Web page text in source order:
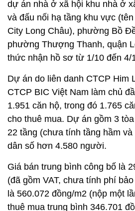
dự án nhà ở xã hội khu nhà ở
và đấu nối hạ tầng khu vực
City Long Châu), phường Bồ
phường Thượng Thanh, quận
thức nhận hồ sơ từ 1/10 đến 4/
Dự án do liên danh CTCP Him
CTCP BIC Việt Nam làm chủ
1.951 căn hộ, trong đó 1.765
cho thuê mua. Dự án gồm 3
22 tầng (chưa tính tầng hầm
dân số hơn 4.580 người.
Giá bán trung bình công bố là
(đã gồm VAT, chưa tính phí
là 560.072 đồng/m2 (nộp một
thuê mua trung bình 346.701